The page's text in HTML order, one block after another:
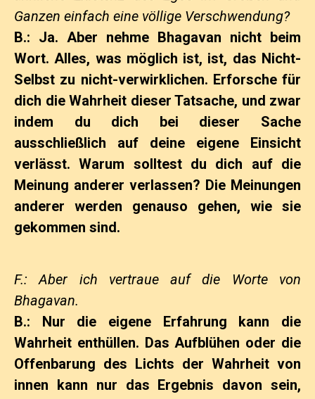
Ganzen einfach eine völlige Verschwendung?
B.: Ja. Aber nehme Bhagavan nicht beim
Wort. Alles, was möglich ist, ist, das Nicht-
Selbst zu nicht-verwirklichen. Erforsche für
dich die Wahrheit dieser Tatsache, und zwar
indem du dich bei dieser Sache
ausschließlich auf deine eigene Einsicht
verlässt. Warum solltest du dich auf die
Meinung anderer verlassen? Die Meinungen
anderer werden genauso gehen, wie sie
gekommen sind.
F.: Aber ich vertraue auf die Worte von
Bhagavan.
B.: Nur die eigene Erfahrung kann die
Wahrheit enthüllen. Das Aufblühen oder die
Offenbarung des Lichts der Wahrheit von
innen kann nur das Ergebnis davon sein,